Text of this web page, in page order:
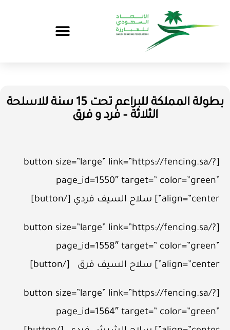
بطولة المملكة للبراعم تحت 15 سنة للاسلحة
الثلاثة – فرد و فرق
[button size=”large” link=”https://fencing.sa/?
page_id=1550″ target=” color=”green”
align=”center”] سلاح السيف فردي [/button]
[button size=”large” link=”https://fencing.sa/?
page_id=1558″ target=” color=”green”
align=”center”] سلاح السيف فرق [/button]
[button size=”large” link=”https://fencing.sa/?
page_id=1564″ target=” color=”green”